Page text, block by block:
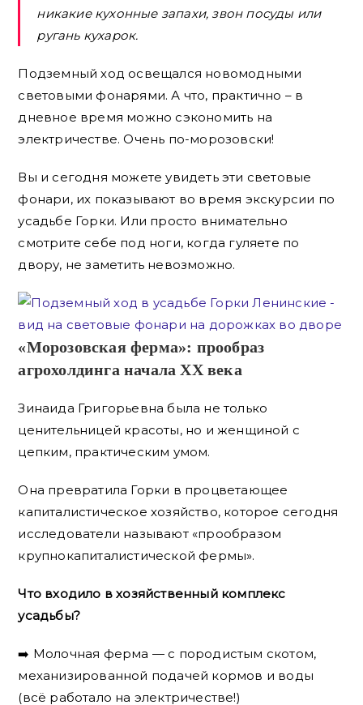
никакие кухонные запахи, звон посуды или
ругань кухарок.
Подземный ход освещался новомодными
световыми фонарями. А что, практично – в
дневное время можно сэкономить на
электричестве. Очень по-морозовски!
Вы и сегодня можете увидеть эти световые
фонари, их показывают во время экскурсии по
усадьбе Горки. Или просто внимательно
смотрите себе под ноги, когда гуляете по
двору, не заметить невозможно.
«Морозовская ферма»: прообраз
агрохолдинга начала XX века
Зинаида Григорьевна была не только
ценительницей красоты, но и женщиной с
цепким, практическим умом.
Она превратила Горки в процветающее
капиталистическое хозяйство, которое сегодня
исследователи называют «прообразом
крупнокапиталистической фермы».
Что входило в хозяйственный комплекс
усадьбы?
➡️ Молочная ферма — с породистым скотом,
механизированной подачей кормов и воды
(всё работало на электричестве!)